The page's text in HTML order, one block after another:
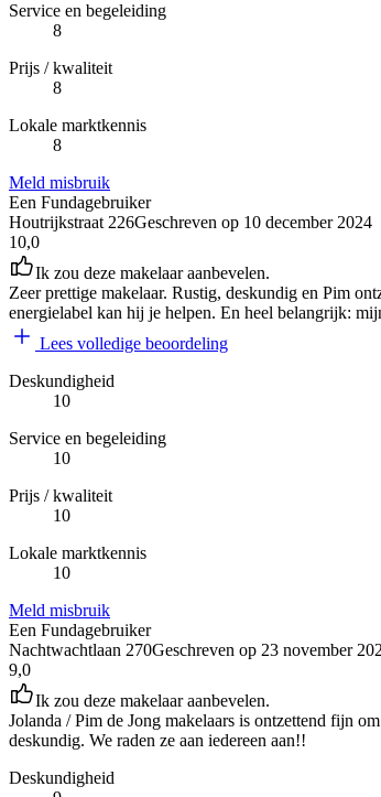
Service en begeleiding
8
Prijs / kwaliteit
8
Lokale marktkennis
8
Meld misbruik
Een Fundagebruiker
Houtrijkstraat 226Geschreven op 10 december 2024
10,0
Ik zou deze makelaar aanbevelen.
Zeer prettige makelaar. Rustig, deskundig en Pim
energielabel kan hij je helpen. En heel belangrijk:
Lees volledige beoordeling
Deskundigheid
10
Service en begeleiding
10
Prijs / kwaliteit
10
Lokale marktkennis
10
Meld misbruik
Een Fundagebruiker
Nachtwachtlaan 270Geschreven op 23 november
9,0
Ik zou deze makelaar aanbevelen.
Jolanda / Pim de Jong makelaars is ontzettend fijn
deskundig. We raden ze aan iedereen aan!!
Deskundigheid